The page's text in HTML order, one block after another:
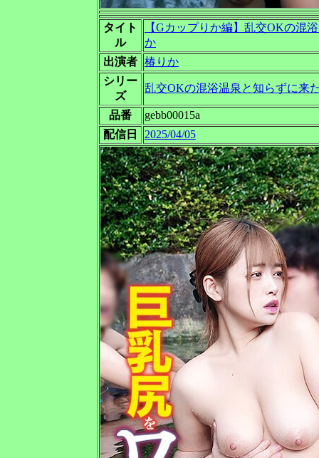
タイト
ル
【Gカップりか編】乱交OKの混
か
出演者 椿りか
シリー
ズ
乱交OKの混浴温泉と知らずに来
品番
gebb00015a
配信日
2025/04/05